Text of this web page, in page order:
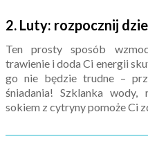
2. Luty: rozpocznij
Ten prosty sposób
trawienie i doda Ci energii
go nie będzie trudne –
śniadania! Szklanka wody,
sokiem z cytryny pomoże Ci